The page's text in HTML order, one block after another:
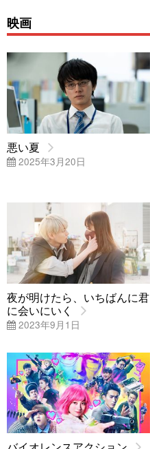
映画
悪い夏
2025年3月20日
夜が明けたら、いちばんに君
に会いにいく
2023年9月1日